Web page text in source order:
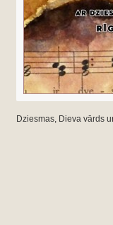
Dziesmas, Dieva vārds